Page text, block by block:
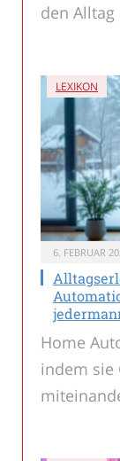
den
LEXIKON
6. FEBRUAR
Home
indem sie